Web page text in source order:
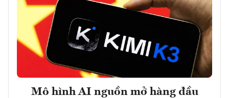
Mô hình AI nguồn mở hàng đầu